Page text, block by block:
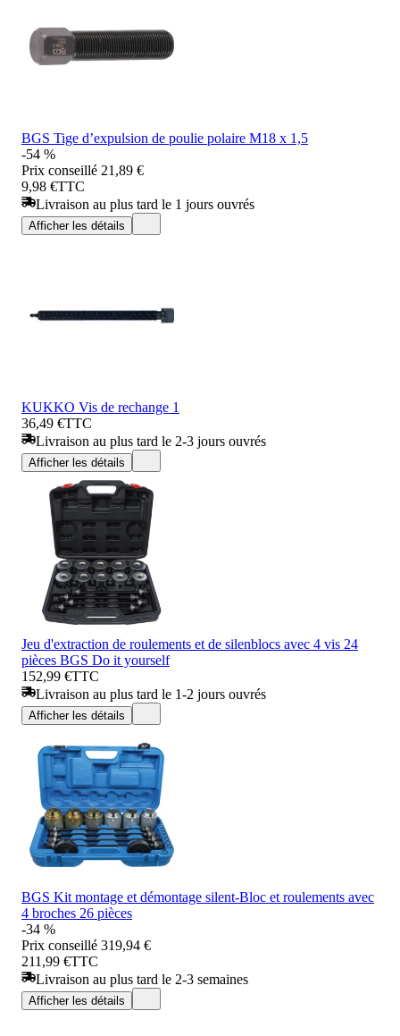
BGS Tige d’expulsion de poulie polaire M18 x 1,5
-54 %
Prix conseillé 21,89 €
9,98 €TTC
Livraison au plus tard le 1 jours ouvrés
Afficher les détails
KUKKO Vis de rechange 1
36,49 €TTC
Livraison au plus tard le 2-3 jours ouvrés
Afficher les détails
Jeu d'extraction de roulements et de silenblocs avec 4 vis 24
pièces BGS Do it yourself
152,99 €TTC
Livraison au plus tard le 1-2 jours ouvrés
Afficher les détails
BGS Kit montage et démontage silent-Bloc et roulements avec
4 broches 26 pièces
-34 %
Prix conseillé 319,94 €
211,99 €TTC
Livraison au plus tard le 2-3 semaines
Afficher les détails